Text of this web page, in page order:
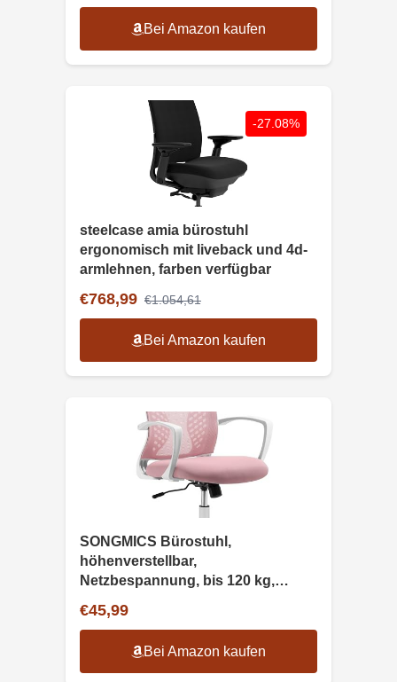
Bei Amazon kaufen
-27.08%
steelcase amia bürostuhl
ergonomisch mit liveback und 4d-
armlehnen, farben verfügbar
€768,99 €1.054,61
Bei Amazon kaufen
SONGMICS Bürostuhl,
höhenverstellbar,
Netzbespannung, bis 120 kg,
€45,99
Bei Amazon kaufen